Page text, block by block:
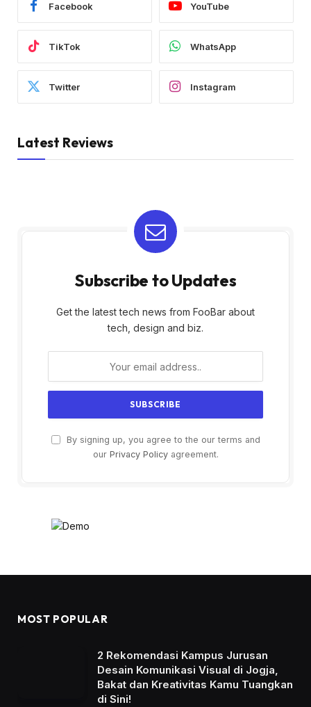
Facebook YouTube
TikTok WhatsApp
Twitter Instagram
Latest Reviews
Subscribe to Updates
Get the latest tech news from FooBar about
tech, design and biz.
By signing up, you agree to the our terms and
our Privacy Policyagreement.
MOST POPULAR
2 Rekomendasi Kampus Jurusan
Desain Komunikasi Visual di Jogja,
Bakat dan Kreativitas Kamu Tuangkan
di Sini!